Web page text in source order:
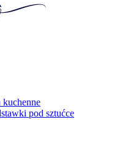
kuchenne
pod sztućce